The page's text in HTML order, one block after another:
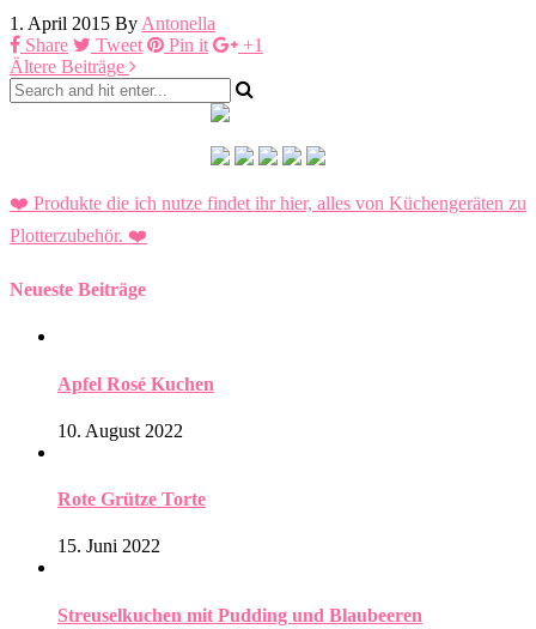
1. April 2015 By Antonella
Share
Tweet Pin it
+1
Ältere Beiträge
❤️ Produkte die ich nutze findet ihr hier, alles von Küchengeräten zu
Plotterzubehör. ❤️
Neueste Beiträge
Apfel Rosé Kuchen
10. August 2022
Rote Grütze Torte
15. Juni 2022
Streuselkuchen mit Pudding und Blaubeeren